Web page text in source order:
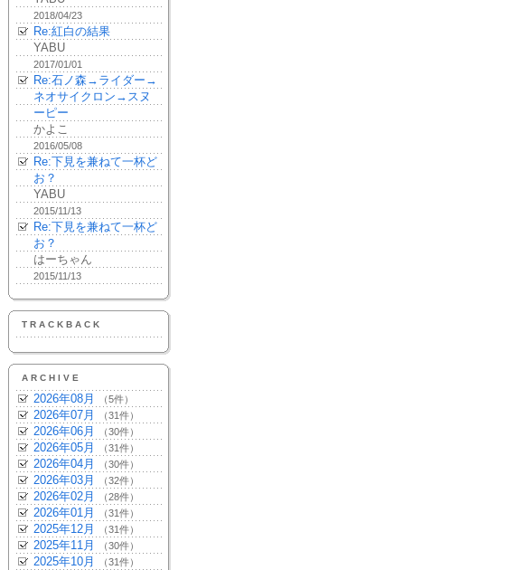
2018/04/23
Re:紅白の結果
YABU
2017/01/01
Re:石ノ森→ライダー→
ネオサイクロン→スヌ
ーピー
かよこ
2016/05/08
Re:下見を兼ねて一杯ど
お？
YABU
2015/11/13
Re:下見を兼ねて一杯ど
お？
はーちゃん
2015/11/13
TRACKBACK
ARCHIVE
2026年08月 （5件）
2026年07月 （31件）
2026年06月 （30件）
2026年05月 （31件）
2026年04月 （30件）
2026年03月 （32件）
2026年02月 （28件）
2026年01月 （31件）
2025年12月 （31件）
2025年11月 （30件）
2025年10月 （31件）